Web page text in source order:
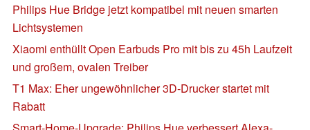
Philips Hue Bridge jetzt kompatibel mit neuen smarten
Lichtsystemen
Xiaomi enthüllt Open Earbuds Pro mit bis zu 45h Laufzeit
und großem, ovalen Treiber
T1 Max: Eher ungewöhnlicher 3D-Drucker startet mit
Rabatt